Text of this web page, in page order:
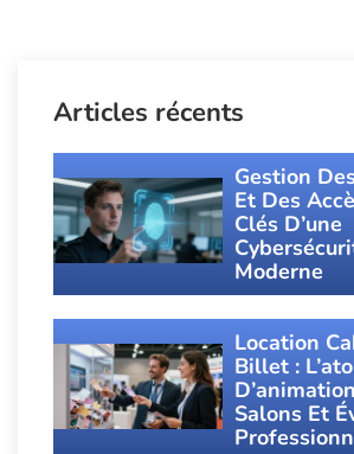
Articles récents
Gestion
Et Des
Clés D’une
Moderne
Location
Billet :
Salons Et